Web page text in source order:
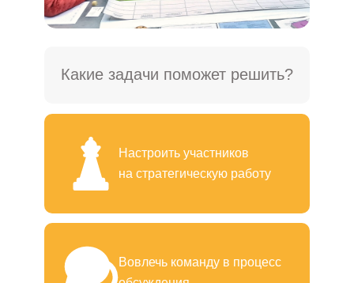
Какие задачи поможет решить?
Настроить участников
на стратегическую работу
Вовлечь команду в процесс